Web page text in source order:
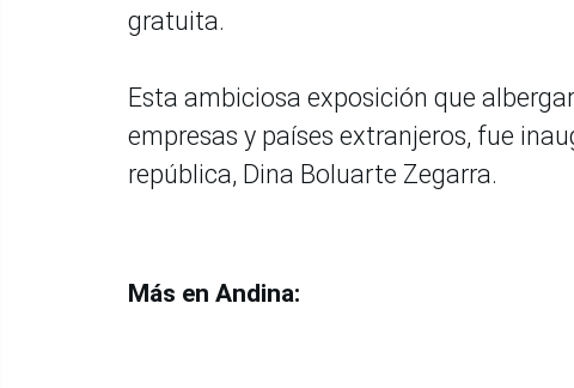
gratuita.
Esta ambiciosa exposición que
empresas y países extranjeros, fue
república, Dina Boluarte Zegarra.
Más en Andina: